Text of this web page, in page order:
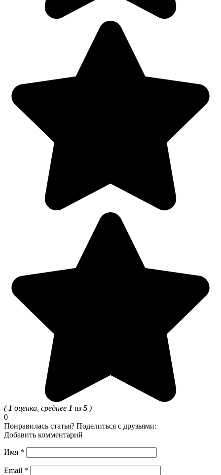
( 1 оценка, среднее 1 из 5 )
0
Понравилась статья? Поделиться с друзьями:
Добавить комментарий
Имя *
Email *